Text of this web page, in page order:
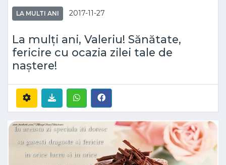
LA MULTI ANI 2017-11-27
La mulți ani, Valeriu! Sănătate,
fericire cu ocazia zilei tale de
naștere!